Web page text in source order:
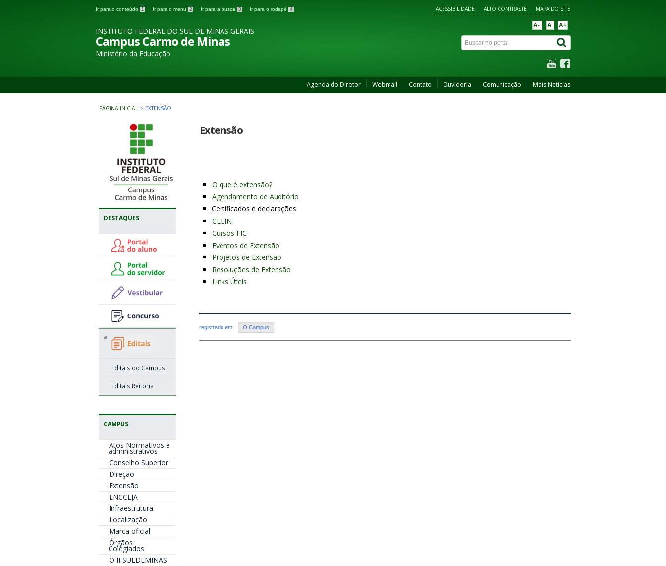
Ir para o conteúdo 1 Ir para o menu 2 Ir para a busca 3 Ir para o rodapé 4 ACESSIBILIDADE ALTO CONTRASTE MAPA DO SITE
INSTITUTO FEDERAL DO SUL DE MINAS GERAIS
Campus Carmo de Minas
Ministério da Educação
A- A A+
Agenda do Diretor Webmail Contato Ouvidoria Comunicação Mais Notícias
PÁGINA INICIAL > EXTENSÃO
DESTAQUES
Editais do Campus
Editais Reitoria
CAMPUS
Atos Normativos e
administrativos
Conselho Superior
Direção
Extensão
ENCCEJA
Infraestrutura
Localização
Marca oficial
Órgãos
Colegiados
O IFSULDEMINAS
Extensão
O que é extensão?
Agendamento de Auditório
Certificados e declarações
CELIN
Cursos FIC
Eventos de Extensão
Projetos de Extensão
Resoluções de Extensão
Links Úteis
registrado em: O Campus